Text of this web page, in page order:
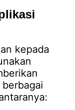
kepada